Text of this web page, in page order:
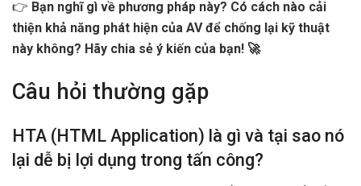
👉 Bạn nghĩ gì về phương pháp này? Có cách nào cải
thiện khả năng phát hiện của AV để chống lại kỹ thuật
này không? Hãy chia sẻ ý kiến của bạn! 🚀
Câu hỏi thường gặp
HTA (HTML Application) là gì và tại sao nó
lại dễ bị lợi dụng trong tấn công?